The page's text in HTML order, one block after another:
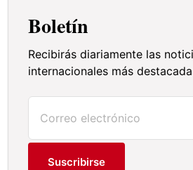
Boletín
Recibirás diariamente las
internacionales más
Suscribirse